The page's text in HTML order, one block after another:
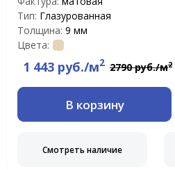
Тип: Глазурованная
Толщина: 9 мм
Цвета:
1 443 руб./м2 2790 руб./м2
В корзину
Смотреть наличие